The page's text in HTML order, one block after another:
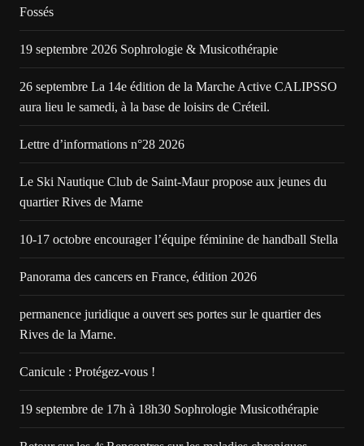
Fossés
19 septembre 2026 Sophrologie & Musicothérapie
26 septembre La 14e édition de la Marche Active CALIPSSO
aura lieu le samedi, à la base de loisirs de Créteil.
Lettre d’informations n°28 2026
Le Ski Nautique Club de Saint-Maur propose aux jeunes du
quartier Rives de Marne
10-17 octobre encourager l’équipe féminine de handball Stella
Panorama des cancers en France, édition 2026
permanence juridique a ouvert ses portes sur le quartier des
Rives de la Marne.
Canicule : Protégez-vous !
19 septembre de 17h à 18h30 Sophrologie Musicothérapie